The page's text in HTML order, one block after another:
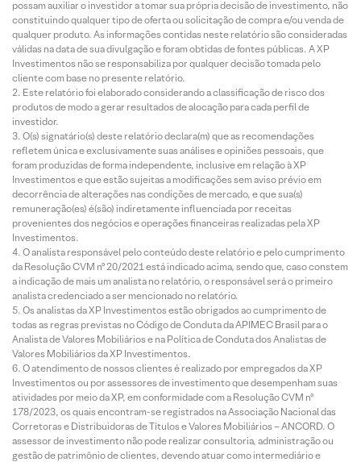
possam auxiliar o investidor a tomar sua própria decisão de investimento, não
constituindo qualquer tipo de oferta ou solicitação de compra e/ou venda de
qualquer produto. As informações contidas neste relatório são consideradas
válidas na data de sua divulgação e foram obtidas de fontes públicas. A XP
Investimentos não se responsabiliza por qualquer decisão tomada pelo
cliente com base no presente relatório.
Este relatório foi elaborado considerando a classificação de risco dos
produtos de modo a gerar resultados de alocação para cada perfil de
investidor.
O(s) signatário(s) deste relatório declara(m) que as recomendações
refletem única e exclusivamente suas análises e opiniões pessoais, que
foram produzidas de forma independente, inclusive em relação à XP
Investimentos e que estão sujeitas a modificações sem aviso prévio em
decorrência de alterações nas condições de mercado, e que sua(s)
remuneração(es) é(são) indiretamente influenciada por receitas
provenientes dos negócios e operações financeiras realizadas pela XP
Investimentos.
O analista responsável pelo conteúdo deste relatório e pelo cumprimento
da Resolução CVM nº 20/2021 está indicado acima, sendo que, caso constem
a indicação de mais um analista no relatório, o responsável será o primeiro
analista credenciado a ser mencionado no relatório.
Os analistas da XP Investimentos estão obrigados ao cumprimento de
todas as regras previstas no Código de Conduta da APIMEC Brasil para o
Analista de Valores Mobiliários e na Política de Conduta dos Analistas de
Valores Mobiliários da XP Investimentos.
O atendimento de nossos clientes é realizado por empregados da XP
Investimentos ou por assessores de investimento que desempenham suas
atividades por meio da XP, em conformidade com a Resolução CVM nº
178/2023, os quais encontram-se registrados na Associação Nacional das
Corretoras e Distribuidoras de Títulos e Valores Mobiliários – ANCORD. O
assessor de investimento não pode realizar consultoria, administração ou
gestão de patrimônio de clientes, devendo atuar como intermediário e